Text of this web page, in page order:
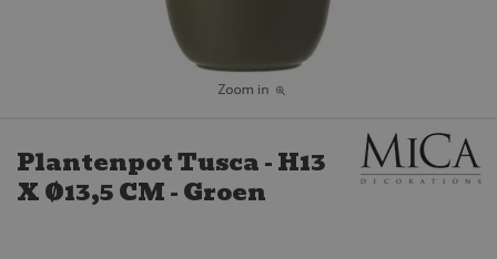
Plantenpot Tusca - H13
X Ø13,5 CM - Groen